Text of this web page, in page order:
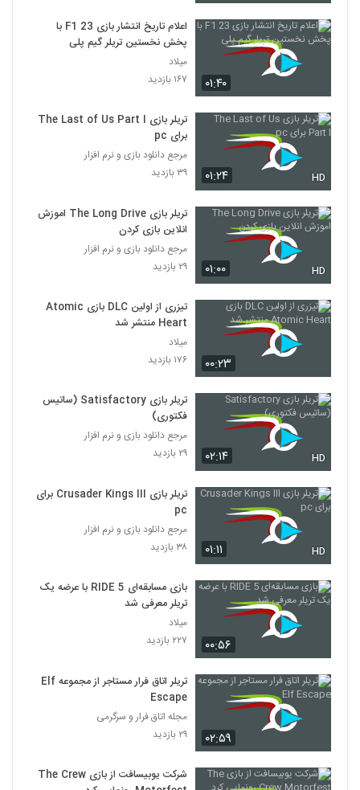
۰۱:۴۰
اعلام تاریخ انتشار بازی F1 23 با
پخش نخستین تریلر گیم پلی
میلاد
۱۶۷ بازدید
۰۱:۲۴ HD
تریلر بازی The Last of Us Part I
برای pc
مرجع دانلود بازی و نرم افزار
۳۹ بازدید
۰۱:۰۰ HD
تریلر بازی The Long Drive اموزش
انلاین بازی کردن
مرجع دانلود بازی و نرم افزار
۲۹ بازدید
۰۰:۲۳
تیزری از اولین DLC بازی Atomic
Heart منتشر شد
میلاد
۱۷۶ بازدید
۰۲:۱۴ HD
تریلر بازی Satisfactory (ساتیس
فکتوری)
مرجع دانلود بازی و نرم افزار
۲۹ بازدید
۰۱:۱۱ HD
تریلر بازی Crusader Kings III برای
pc
مرجع دانلود بازی و نرم افزار
۳۸ بازدید
۰۰:۵۶
بازی مسابقه‌ای RIDE 5 با عرضه یک
تریلر معرفی شد
میلاد
۲۲۷ بازدید
۰۲:۵۹
تریلر اتاق فرار مستاجر از مجموعه Elf
Escape
مجله اتاق فرار و سرگرمی
۲۹ بازدید
شرکت یوبیسافت از بازی The Crew